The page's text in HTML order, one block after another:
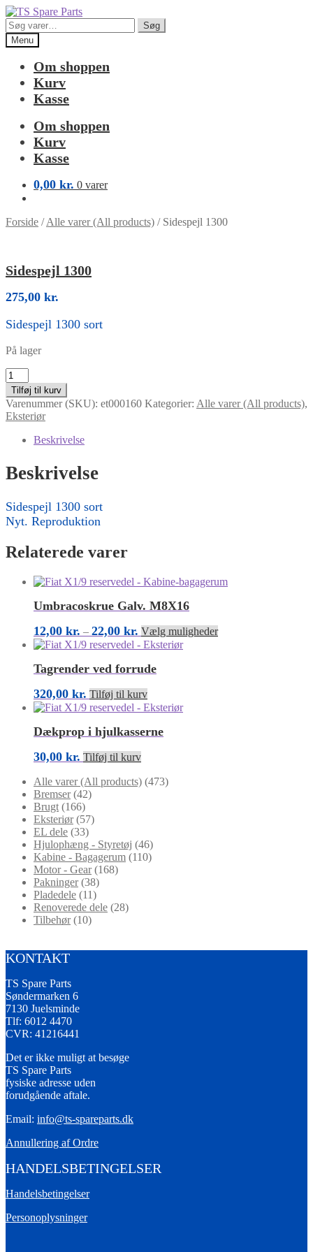
Spring
til
navigation
Spring
til
indhold
Søg
efter:
Søg
Menu
Om shoppen
Kurv
Kasse
Om shoppen
Kurv
Kasse
0,00 kr. 0 varer
Forside /Alle varer (All products) / Sidespejl 1300
Sidespejl 1300
275,00 kr.
Sidespejl 1300 sort
På lager
Sidespejl
1300
antal
Tilføj til kurv
Varenummer (SKU): et000160 Kategorier: Alle varer (All products),
Eksteriør
Beskrivelse
Beskrivelse
Sidespejl 1300 sort
Nyt. Reproduktion
Relaterede varer
Umbracoskrue Galv. M8X16
12,00 kr. – 22,00 kr. Prisinterval:
12,00 kr.
22,00 kr.
Vælg mulighederDette
Tagrender ved forrude
320,00 kr. Tilføj til kurv
Dækprop i hjulkasserne
30,00 kr. Tilføj til kurv
Alle varer (All products) (473)
Bremser (42)
Brugt (166)
Eksteriør (57)
EL dele (33)
Hjulophæng - Styretøj (46)
Kabine - Bagagerum (110)
Motor - Gear (168)
Pakninger (38)
Pladedele (11)
Renoverede dele (28)
Tilbehør (10)
KONTAKT
TS Spare Parts
Søndermarken 6
7130 Juelsminde
Tlf: 6012 4470
CVR: 41216441
Det er ikke muligt at besøge
TS Spare Parts
fysiske adresse uden
forudgående aftale.
Email: info@ts-spareparts.dk
Annullering af Ordre
HANDELSBETINGELSER
Handelsbetingelser
Personoplysninger